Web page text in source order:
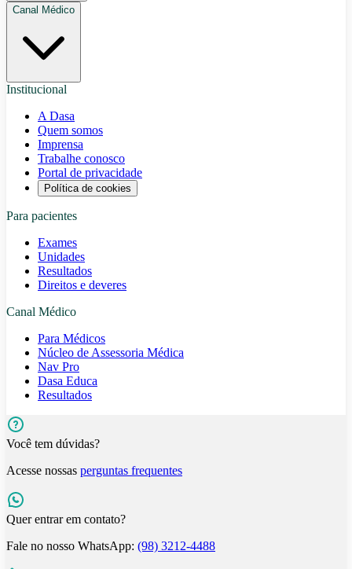
Canal Médico
Institucional
A Dasa
Quem somos
Imprensa
Trabalhe conosco
Portal de privacidade
Política de cookies
Para pacientes
Exames
Unidades
Resultados
Direitos e deveres
Canal Médico
Para Médicos
Núcleo de Assessoria Médica
Nav Pro
Dasa Educa
Resultados
Você tem dúvidas?
Acesse nossas perguntas frequentes
Quer entrar em contato?
Fale no nosso WhatsApp: (98) 3212-4488